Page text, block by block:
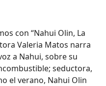
con “Nahui Olin, La
Valeria Matos narra
a Nahui, sobre su
seductora,
el verano, Nahui Olin